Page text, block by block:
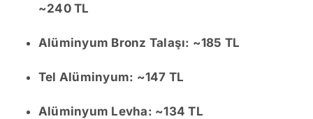
~240 TL
Alüminyum Bronz Talaşı: ~185 TL
Tel Alüminyum: ~147 TL
Alüminyum Levha: ~134 TL